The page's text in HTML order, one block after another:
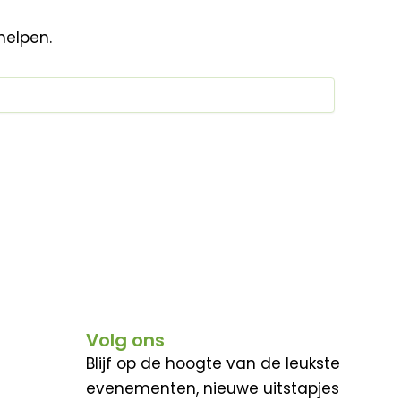
Volg ons
Blijf op de hoogte van de leukste
evenementen, nieuwe uitstapjes